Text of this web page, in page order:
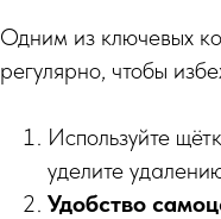
Одним из ключевых
регулярно, чтобы
Используйте
уделите
Удобство